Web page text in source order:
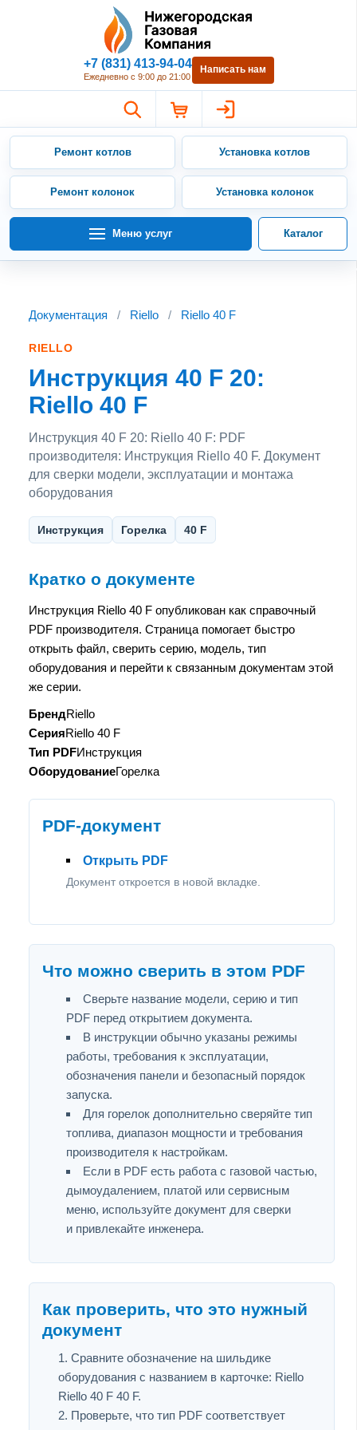
Нижегородская Газовая
+7 (831) 413-94-04
Ежедневно с 9:00 до 21:00
Написать нам
Ремонт котлов Установка котлов
Ремонт колонок Установка колонок
Меню услуг Каталог
Документация / Riello / Riello 40 F
RIELLO
Инструкция 40 F 20:
Riello 40 F
Инструкция 40 F 20: Riello 40 F: PDF
производителя: Инструкция Riello 40 F. Документ
для сверки модели, эксплуатации и монтажа
оборудования
Инструкция Горелка 40 F
Кратко о документе
Инструкция Riello 40 F опубликован как справочный
PDF производителя. Страница помогает быстро
открыть файл, сверить серию, модель, тип
оборудования и перейти к связанным документам этой
же серии.
БрендRiello
СерияRiello 40 F
Тип PDFИнструкция
ОборудованиеГорелка
PDF-документ
Открыть PDF
Документ откроется в новой вкладке.
Что можно сверить в этом PDF
Сверьте название модели, серию и тип
PDF перед открытием документа.
В инструкции обычно указаны режимы
работы, требования к эксплуатации,
обозначения панели и безопасный порядок
запуска.
Для горелок дополнительно сверяйте тип
топлива, диапазон мощности и требования
производителя к настройкам.
Если в PDF есть работа с газовой частью,
дымоудалением, платой или сервисным
меню, используйте документ для сверки
и привлекайте инженера.
Как проверить, что это нужный
документ
Сравните обозначение на шильдике
оборудования с названием в карточке: Riello
Riello 40 F 40 F.
Проверьте, что тип PDF соответствует